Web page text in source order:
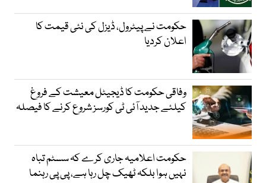
حکومت نے پیٹرول، ڈیزل کی نئی قیمت کا
اعلان کردیا
وفاقی حکومت کا ڈیجیٹل معیشت کے فروغ
کیلئے جدید آئی ٹی کورسز شروع کرنے کا فیصلہ
حکومت اعلامیہ جاری کرے کہ سسٹم تباہ
نہیں ہوا بلکہ ٹھیک چل رہا ہے، پی پی رہنما